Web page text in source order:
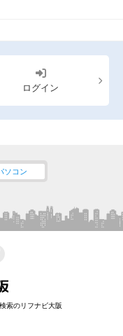
ワー室完備
格者在籍
ラピスト
ログイン
ソコン
索のリフナビ大阪